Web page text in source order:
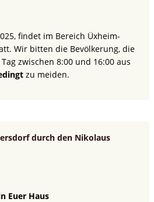
Wir bitten die Bevölkerung, die
zwischen 8:00 und 16:00 aus
zu meiden.
durch den Nikolaus
Euer Haus